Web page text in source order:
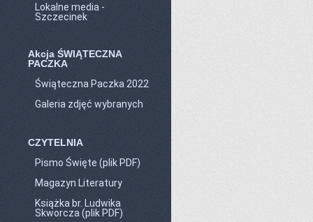
Lokalne media -
Szczecinek
Akcja ŚWIĄTECZNA
PACZKA
Świąteczna Paczka 2022
Galeria zdjęć wybranych
CZYTELNIA
Pismo Święte (plik PDF)
Magazyn Literatury
Książka br. Ludwika
Skworcza (plik PDF)